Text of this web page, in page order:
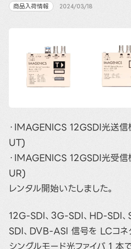
商品入荷情報 2024/03/18
・IMAGENICS 12GSDI光送
UT)
・IMAGENICS 12GSDI光受
UR)
レンタル開始いたしました。
12G-SDI、3G-SDI、HD-SDI
SDI、DVB-ASI 信号を LCコネ
シングルモード光ファイバ 1 本